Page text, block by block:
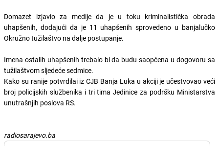
Domazet izjavio za medije da je u toku kriminalistička obrada
uhapšenih, dodajući da je 11 uhapšenih sprovedeno u banjalučko
Okružno tužilaštvo na dalje postupanje.
Imena ostalih uhapšenih trebalo bi da budu saopćena u dogovoru sa
tužilaštvom sljedeće sedmice.
Kako su ranije potvrdilai iz CЈB Banja Luka u akciji je učestvovao veći
broj policijskih službenika i tri tima Јedinice za podršku Ministarstva
unutrašnjih poslova RS.
radiosarajevo.ba